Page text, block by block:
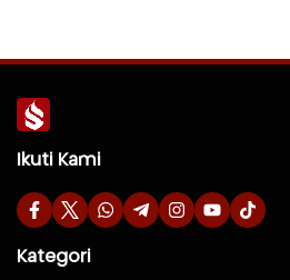
Ikuti Kami
Kategori